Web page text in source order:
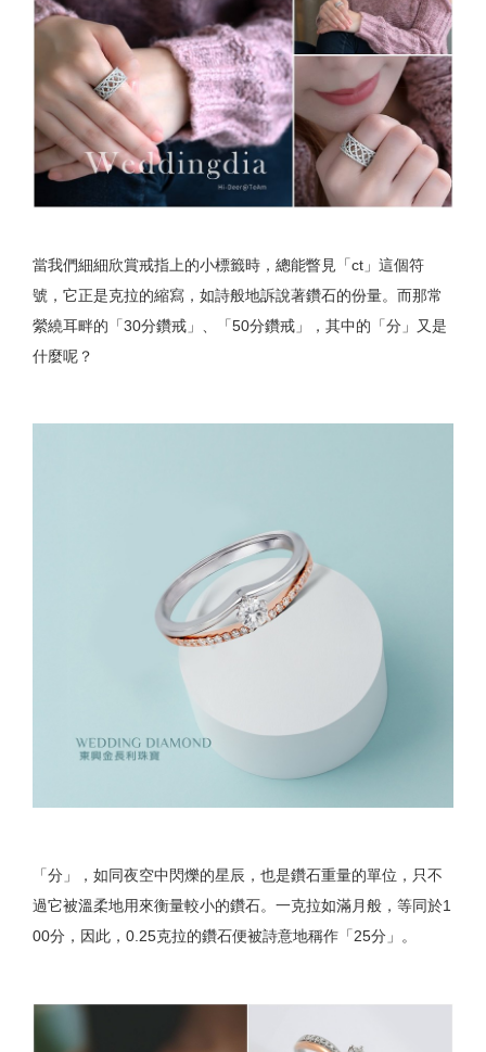
當我們細細欣賞戒指上的小標籤時，總能瞥見「ct」這個符
號，它正是克拉的縮寫，如詩般地訴說著鑽石的份量。而那常
縈繞耳畔的「30分鑽戒」、「50分鑽戒」，其中的「分」又是
什麼呢？
「分」，如同夜空中閃爍的星辰，也是鑽石重量的單位，只不
過它被溫柔地用來衡量較小的鑽石。一克拉如滿月般，等同於1
00分，因此，0.25克拉的鑽石便被詩意地稱作「25分」。